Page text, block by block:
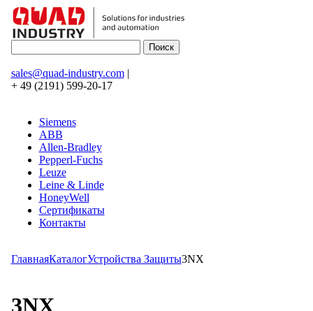
sales@quad-industry.com|
+ 49 (2191) 599-20-17
Siemens
ABB
Allen-Bradley
Pepperl-Fuchs
Leuze
Leine & Linde
HoneyWell
Сертификаты
Контакты
ГлавнаяКаталогУстройства Защиты3NX
3NX